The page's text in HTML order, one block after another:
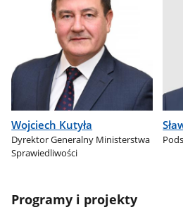
Wojciech Kutyła
Dyrektor Generalny Ministerstwa
Sprawiedliwości
Programy i projekty